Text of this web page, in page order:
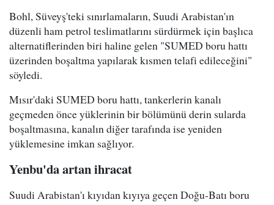
Bohl, Süveyş'teki sınırlamaların, Suudi Arabistan'ın
düzenli ham petrol teslimatlarını sürdürmek için başlıca
alternatiflerinden biri haline gelen "SUMED boru hattı
üzerinden boşaltma yapılarak kısmen telafi edileceğini"
söyledi.
Mısır'daki SUMED boru hattı, tankerlerin kanalı
geçmeden önce yüklerinin bir bölümünü derin sularda
boşaltmasına, kanalın diğer tarafında ise yeniden
yüklemesine imkan sağlıyor.
Yenbu'da artan ihracat
Suudi Arabistan'ı kıyıdan kıyıya geçen Doğu-Batı boru